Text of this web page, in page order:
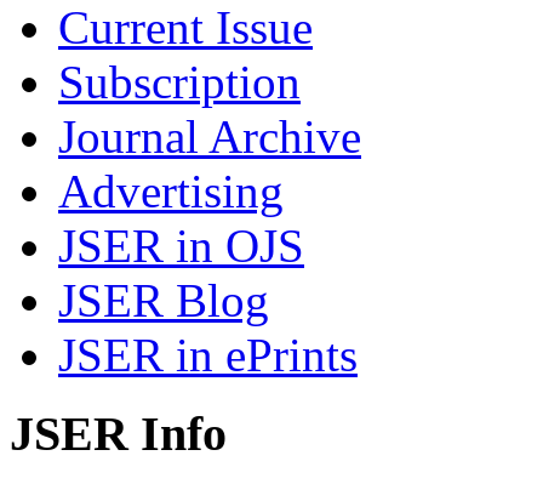
Current Issue
Subscription
Journal Archive
Advertising
JSER in OJS
JSER Blog
JSER in ePrints
JSER Info